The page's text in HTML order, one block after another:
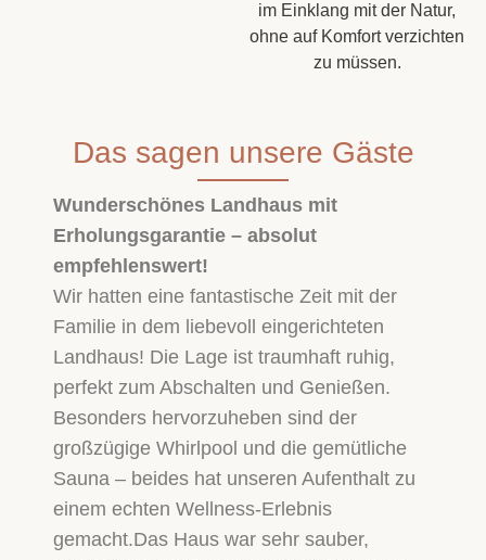
im Einklang mit der Natur,
ohne auf Komfort verzichten
zu müssen.
Das sagen unsere Gäste
Wunderschönes Landhaus mit
Erholungsgarantie – absolut
empfehlenswert!
Wir hatten eine fantastische Zeit mit der
Familie in dem liebevoll eingerichteten
Landhaus! Die Lage ist traumhaft ruhig,
perfekt zum Abschalten und Genießen.
Besonders hervorzuheben sind der
großzügige Whirlpool und die gemütliche
Sauna – beides hat unseren Aufenthalt zu
einem echten Wellness-Erlebnis
gemacht.Das Haus war sehr sauber,